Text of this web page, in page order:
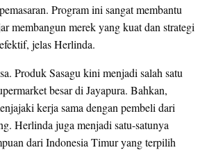
Program ini sangat membantu
membangun merek yang kuat dan strategi
jelas Herlinda.
Produk Sasagu kini menjadi salah satu
besar di Jayapura. Bahkan,
kerja sama dengan pembeli dari
Herlinda juga menjadi satu-satunya
dari Indonesia Timur yang terpilih